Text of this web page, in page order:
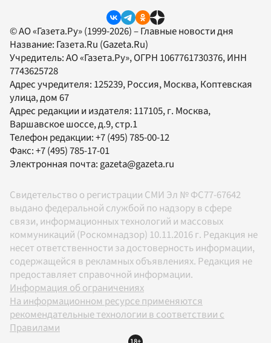
© АО «Газета.Ру» (1999-2026) – Главные новости дня
Название: Газета.Ru (Gazeta.Ru)
Учредитель:АО «Газета.Ру», ОГРН 1067761730376, ИНН
7743625728
Адрес учредителя: 125239, Россия, Москва, Коптевская
улица, дом 67
Адрес редакции и издателя: 117105, г. Москва,
Варшавское шоссе, д.9, стр.1
Телефон редакции:+7 (495) 785-00-12
Факс:+7 (495) 785-17-01
Электронная почта:gazeta@gazeta.ru
Свидетельство о регистрации СМИ Эл № ФС77-67642
выдано федеральной службой по надзору в сфере
связи, информационных технологий и массовых
коммуникаций (Роскомнадзор) 10.11.2016 г. Редакция не
несет ответственности за достоверность информации,
содержащейся в рекламных объявлениях. Редакция не
предоставляет справочной информации.
Информация об ограничениях
На информационном ресурсе применяются
рекомендательные технологии в соответствии с
Правилами